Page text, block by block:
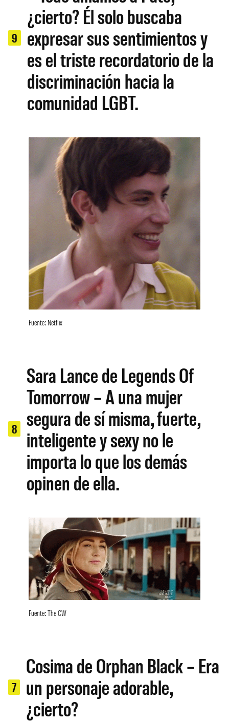
9
¿cierto? Él solo buscaba
expresar sus sentimientos y
es el triste recordatorio de la
discriminación hacia la
comunidad LGBT.
Fuente: Netflix
8
Sara Lance de Legends Of
Tomorrow – A una mujer
segura de sí misma, fuerte,
inteligente y sexy no le
importa lo que los demás
opinen de ella.
Fuente: The CW
7
Cosima de Orphan Black – Era
un personaje adorable,
¿cierto?